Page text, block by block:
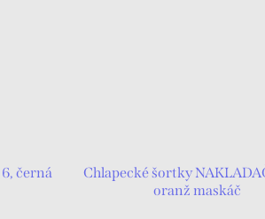
černá
Chlapecké šortky
oranž maskáč